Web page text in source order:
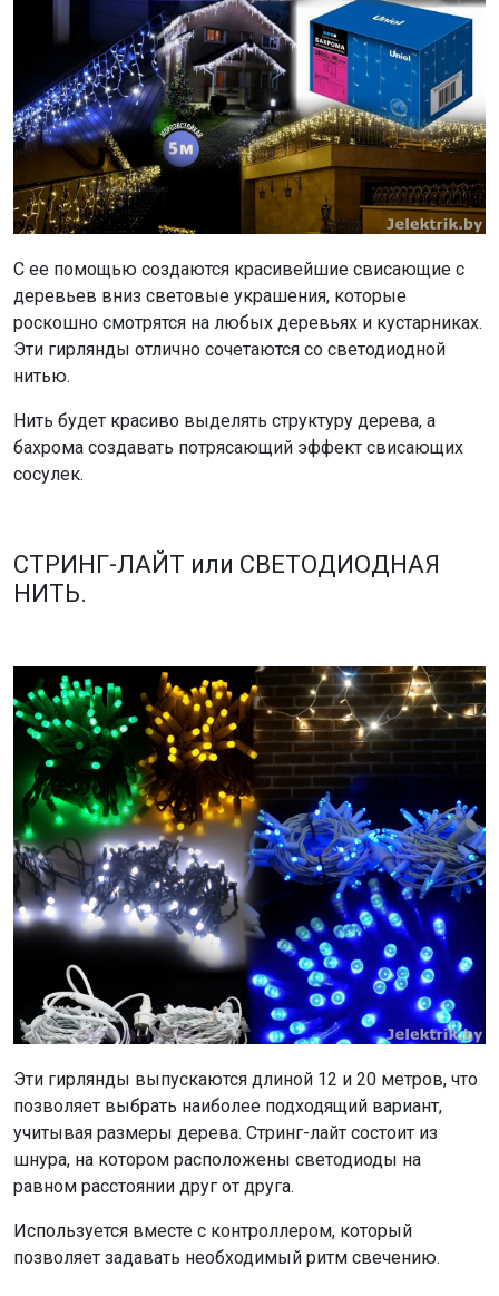
С ее помощью создаются красивейшие свисающие с
деревьев вниз световые украшения, которые
роскошно смотрятся на любых деревьях и кустарниках.
Эти гирлянды отлично сочетаются со светодиодной
нитью.
Нить будет красиво выделять структуру дерева, а
бахрома создавать потрясающий эффект свисающих
сосулек.
СТРИНГ-ЛАЙТ или СВЕТОДИОДНАЯ
НИТЬ.
Эти гирлянды выпускаются длиной 12 и 20 метров, что
позволяет выбрать наиболее подходящий вариант,
учитывая размеры дерева. Стринг-лайт состоит из
шнура, на котором расположены светодиоды на
равном расстоянии друг от друга.
Используется вместе с контроллером, который
позволяет задавать необходимый ритм свечению.